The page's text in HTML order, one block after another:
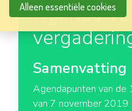
Agenda
Samenvatting
Agendapunten van de
van 7 november 2019
Alleen essentiële cookies